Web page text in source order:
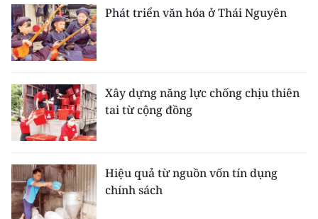
Phát triển văn hóa ở Thái Nguyên
Xây dựng năng lực chống chịu thiên
tai từ cộng đồng
Hiệu quả từ nguồn vốn tín dụng
chính sách